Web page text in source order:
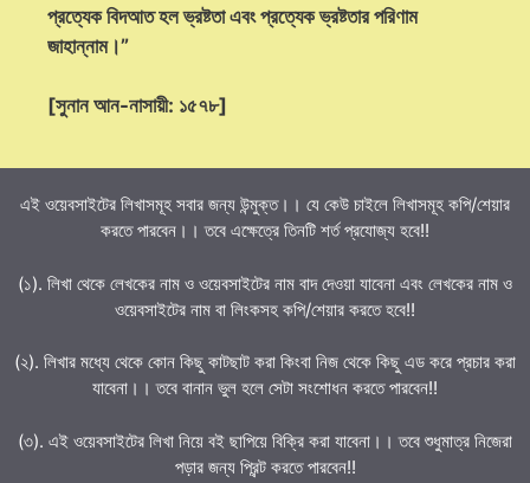
প্রত্যেক বিদআত হল ভ্রষ্টতা এবং প্রত্যেক ভ্রষ্টতার পরিণাম
জাহান্নাম।”
[সুনান আন-নাসায়ী: ১৫৭৮]
এই ওয়েবসাইটের লিখাসমূহ সবার জন্য উন্মুক্ত।। যে কেউ চাইলে লিখাসমূহ কপি/শেয়ার
করতে পারবেন।। তবে এক্ষেত্রে তিনটি শর্ত প্রযোজ্য হবে!!
(১). লিখা থেকে লেখকের নাম ও ওয়েবসাইটের নাম বাদ দেওয়া যাবেনা এবং লেখকের নাম ও
ওয়েবসাইটের নাম বা লিংকসহ কপি/শেয়ার করতে হবে!!
(২). লিখার মধ্যে থেকে কোন কিছু কাটছাট করা কিংবা নিজ থেকে কিছু এড করে প্রচার করা
যাবেনা।। তবে বানান ভুল হলে সেটা সংশোধন করতে পারবেন!!
(৩). এই ওয়েবসাইটের লিখা নিয়ে বই ছাপিয়ে বিক্রি করা যাবেনা।। তবে শুধুমাত্র নিজেরা
পড়ার জন্য প্রিন্ট করতে পারবেন!!